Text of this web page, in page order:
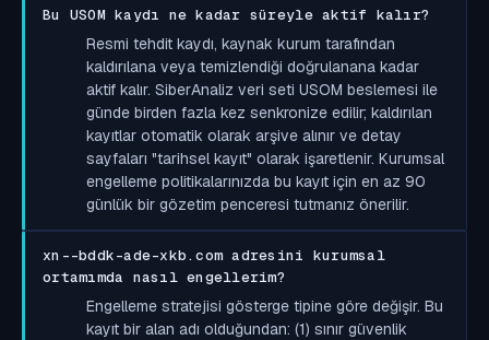
Bu USOM kaydı ne kadar süreyle aktif kalır?
Resmi tehdit kaydı, kaynak kurum tarafından
kaldırılana veya temizlendiği doğrulanana kadar
aktif kalır. SiberAnaliz veri seti USOM beslemesi ile
günde birden fazla kez senkronize edilir; kaldırılan
kayıtlar otomatik olarak arşive alınır ve detay
sayfaları "tarihsel kayıt" olarak işaretlenir. Kurumsal
engelleme politikalarınızda bu kayıt için en az 90
günlük bir gözetim penceresi tutmanız önerilir.
xn--bddk-ade-xkb.com adresini kurumsal
ortamımda nasıl engellerim?
Engelleme stratejisi gösterge tipine göre değişir. Bu
kayıt bir alan adı olduğundan: (1) sınır güvenlik